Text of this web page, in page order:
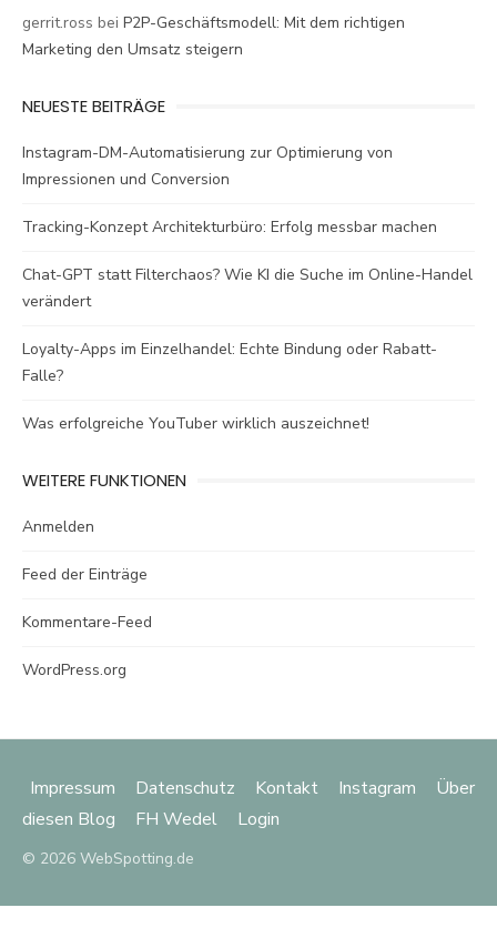
gerrit.ross bei P2P-Geschäftsmodell: Mit dem richtigen
Marketing den Umsatz steigern
NEUESTE BEITRÄGE
Instagram-DM-Automatisierung zur Optimierung von
Impressionen und Conversion
Tracking-Konzept Architekturbüro: Erfolg messbar machen
Chat-GPT statt Filterchaos? Wie KI die Suche im Online-Handel
verändert
Loyalty-Apps im Einzelhandel: Echte Bindung oder Rabatt-
Falle?
Was erfolgreiche YouTuber wirklich auszeichnet!
WEITERE FUNKTIONEN
Anmelden
Feed der Einträge
Kommentare-Feed
WordPress.org
Impressum Datenschutz Kontakt Instagram
Über
diesen Blog
FH Wedel Login
© 2026 WebSpotting.de